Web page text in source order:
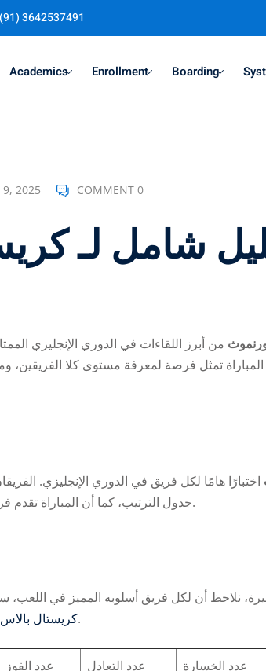
(91) 3642537491
Academics Enrollment Boarding
9, 2025 COMMENT 0
شامل لـ
من أبرز اللقاءات في الدوري الإنجليزي
تمثل فرصة لمعرفة مستوى كلا الفريقين،
اختبارًا هامًا لكل فريق في الدوري الإنجليزي.
جدول الترتيب، كما أن المباراة تقدم فرصة للاعبين لإظهار مهاراتهم الفردية والجماعية.
نلاحظ أن لكل فريق أسلوبه المميز في
كريستالمواجهة متكافئة ومثيرة للمتابعين.
عدد الفوز عدد التعادل عدد الخسارة
Don’t have an